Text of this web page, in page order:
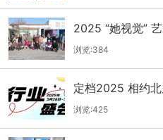
2025 “她视觉”
浏览:384
定档2025 相约
博览会将于3月28
浏览:425